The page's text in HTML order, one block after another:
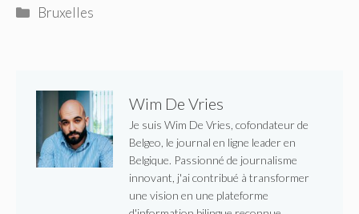
Catégories
Bruxelles
Wim De Vries
Je suis Wim De Vries, cofondateur de
Belgeo, le journal en ligne leader en
Belgique. Passionné de journalisme
innovant, j'ai contribué à transformer
une vision en une plateforme